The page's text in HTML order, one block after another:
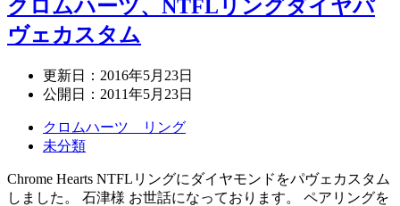
クロムハーツ、NTFLリングダイヤパ
ヴェカスタム
更新日： 2016年5月23日
公開日： 2011年5月23日
クロムハーツ リング
未分類
Chrome Hearts NTFLリングにダイヤモンドをパヴェカスタム
しました。 石津様 お世話になっております。 ペアリングを